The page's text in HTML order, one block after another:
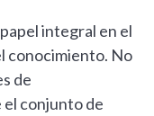
integral en el
conocimiento. No
de
el conjunto de